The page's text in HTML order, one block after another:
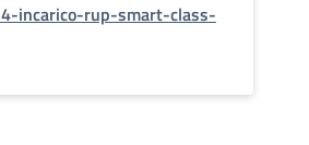
incarico-rup-smart-class-